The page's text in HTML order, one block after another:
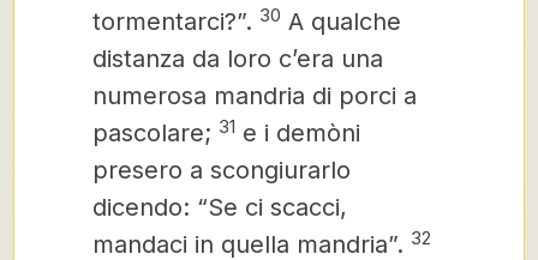
tormentarci?”. 30 A qualche
distanza da loro c’era una
numerosa mandria di porci a
pascolare; 31 e i demòni
presero a scongiurarlo
dicendo: “Se ci scacci,
mandaci in quella mandria”. 32